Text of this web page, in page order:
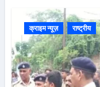
क्राइम न्यूज़ राष्ट्रीय